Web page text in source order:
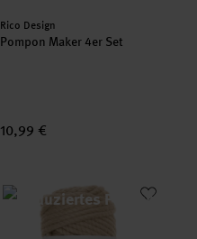
Hersteller:
Rico Design
Pompon Maker 4er Set
10,99 €
Creative Cotton Cord